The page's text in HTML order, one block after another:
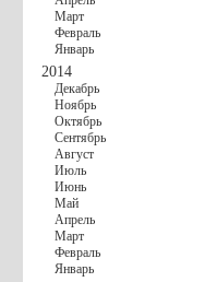
Март
Февраль
Январь
2014
Декабрь
Ноябрь
Октябрь
Сентябрь
Август
Июль
Июнь
Май
Апрель
Март
Февраль
Январь